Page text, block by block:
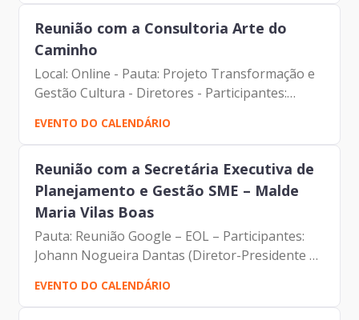
Caminho) Elias...
Reunião com a Consultoria Arte do
Caminho
Local: Online - Pauta: Projeto Transformação e
Gestão Cultura - Diretores - Participantes:
Carlos Roberto Ruas Junior (Diretor de
Inovação e Arquitetura Organizacional) Daniel
Portilho (Arte do...
EVENTO DO CALENDÁRIO
Reunião com a Secretária Executiva de
Planejamento e Gestão SME – Malde
Maria Vilas Boas
Pauta: Reunião Google – EOL – Participantes:
Johann Nogueira Dantas (Diretor-Presidente da
Prodam) Malde Maria Vilas Boas (Secretária
Executiva de Planejamento e Gestão -SME)
EVENTO DO CALENDÁRIO